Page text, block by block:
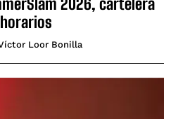
2026, cartelera
Loor Bonilla